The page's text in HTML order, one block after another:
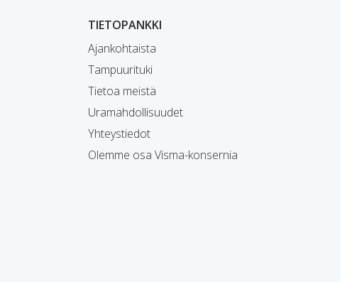
TIETOPANKKI
Ajankohtaista
Tampuurituki
Tietoa meistä
Uramahdollisuudet
Yhteystiedot
Olemme osa Visma-konsernia